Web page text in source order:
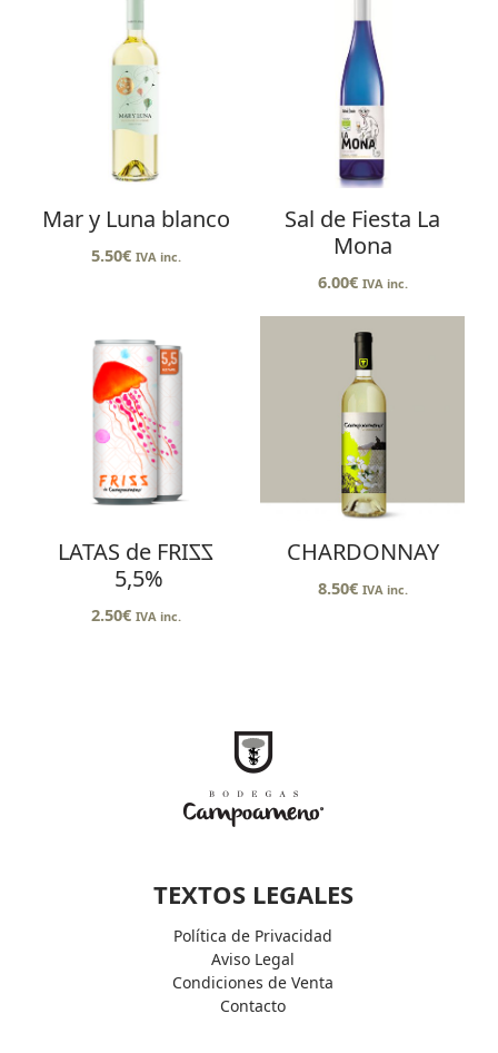
Mar y Luna blanco
5.50€ IVA inc.
Sal de Fiesta La
Mona
6.00€ IVA inc.
LATAS de FRIZZ
5,5%
2.50€ IVA inc.
CHARDONNAY
8.50€ IVA inc.
TEXTOS LEGALES
Política de Privacidad
Aviso Legal
Condiciones de Venta
Contacto